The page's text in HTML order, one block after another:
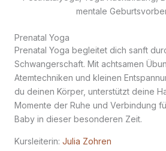
Prenatal Yoga
Prenatal Yoga begleitet dich sanft
Schwangerschaft. Mit achtsamen
Atemtechniken und kleinen
du deinen Körper, unterstützt deine
Momente der Ruhe und Verbindung
Baby in dieser besonderen Zeit.
Kursleiterin: Julia Zohren